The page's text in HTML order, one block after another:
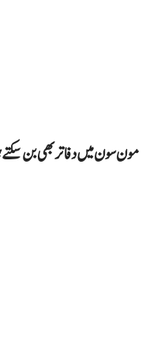
مون سون میں دفاتر بھی بن سکتے